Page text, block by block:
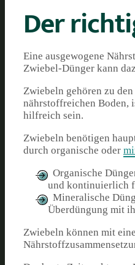
Der
Eine ausgewogene
Zwiebel-Dünger kann
Zwiebeln gehören zu
nährstoffreichen Boden,
hilfreich sein.
Zwiebeln benötigen
durch organische oder
Organische
und kontinuierlich
Mineralische
Überdüngung mit
Zwiebeln können mit